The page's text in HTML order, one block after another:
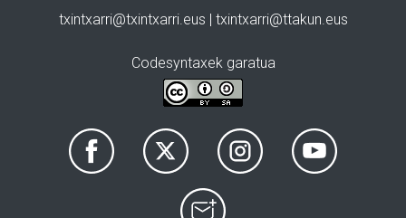
txintxarri@txintxarri.eus | txintxarri@ttakun.eus
Codesyntaxek garatua